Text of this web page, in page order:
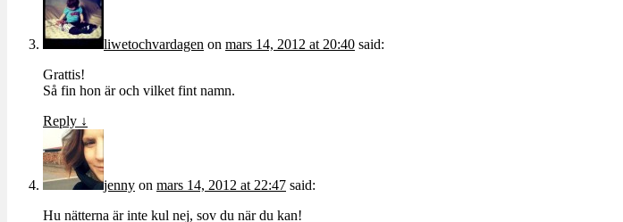
liwetochvardagen on mars 14, 2012 at 20:40 said:
Grattis!
Så fin hon är och vilket fint namn.
Reply ↓
jenny on mars 14, 2012 at 22:47 said:
Hu nätterna är inte kul nej, sov du när du kan!